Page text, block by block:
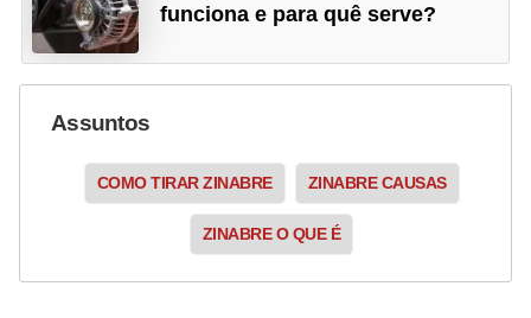
funciona e para quê serve?
Assuntos
COMO TIRAR ZINABRE ZINABRE CAUSAS
ZINABRE O QUE É